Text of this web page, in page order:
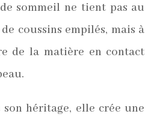
sommeil ne tient pas au
coussins empilés, mais à
de la matière en contact
son héritage, elle crée une